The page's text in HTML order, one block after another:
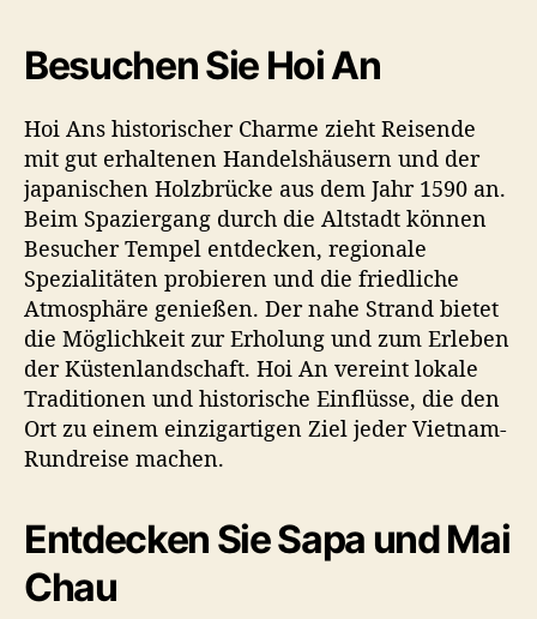
Besuchen Sie Hoi An
Hoi Ans historischer Charme zieht Reisende
mit gut erhaltenen Handelshäusern und der
japanischen Holzbrücke aus dem Jahr 1590 an.
Beim Spaziergang durch die Altstadt können
Besucher Tempel entdecken, regionale
Spezialitäten probieren und die friedliche
Atmosphäre genießen. Der nahe Strand bietet
die Möglichkeit zur Erholung und zum Erleben
der Küstenlandschaft. Hoi An vereint lokale
Traditionen und historische Einflüsse, die den
Ort zu einem einzigartigen Ziel jeder Vietnam-
Rundreise machen.
Entdecken Sie Sapa und Mai
Chau